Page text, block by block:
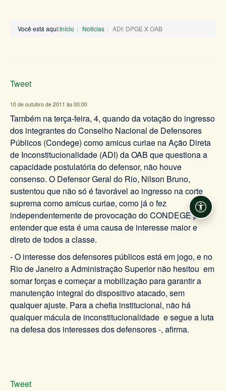
Você está aqui:Início Notícias ADI: DPGE X OAB
Tweet
10 de outubro de 2011 às 00:00
Também na terça-feira, 4, quando da votação do ingresso
dos integrantes do Conselho Nacional de Defensores
Públicos (Condege) como amicus curiae na Ação Direta
de Inconstitucionalidade (ADI) da OAB que questiona a
capacidade postulatória do defensor, não houve
consenso. O Defensor Geral do Rio, Nilson Bruno,
sustentou que não só é favorável ao ingresso na corte
suprema como amicus curiae, como já o fez
independentemente de provocação do CONDEGE por
entender que esta é uma causa de interesse maior e
direto de todos a classe.
- O interesse dos defensores públicos está em jogo, e no
Rio de Janeiro a Administração Superior não hesitou em
somar forças e começar a mobilização para garantir a
manutenção integral do dispositivo atacado, sem
qualquer ajuste. Para a chefia institucional, não há
qualquer mácula de inconstitucionalidade e segue a luta
na defesa dos interesses dos defensores -, afirma.
Tweet